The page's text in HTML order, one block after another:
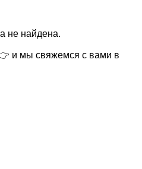
не найдена.
и мы свяжемся с вами в